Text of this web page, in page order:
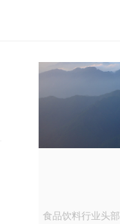
食品饮料行业头